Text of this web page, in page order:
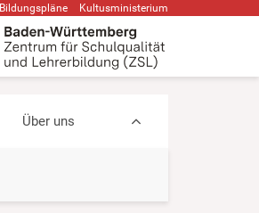
Bildungspläne Kultusministerium
Über uns